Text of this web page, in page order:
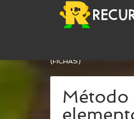
(FICHAS)
Método